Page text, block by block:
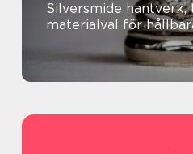
Silversmide hantverk, teknik och
materialval för